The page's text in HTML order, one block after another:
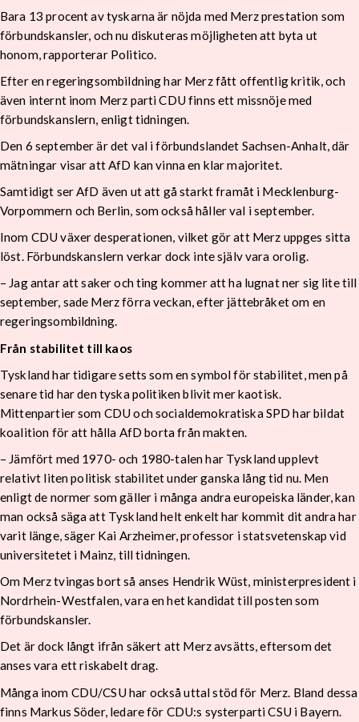
Bara 13 procent av tyskarna är nöjda med Merz prestation som
förbundskansler, och nu diskuteras möjligheten att byta ut
honom, rapporterar Politico.
Efter en regeringsombildning har Merz fått offentlig kritik, och
även internt inom Merz parti CDU finns ett missnöje med
förbundskanslern, enligt tidningen.
Den 6 september är det val i förbundslandet Sachsen-Anhalt, där
mätningar visar att AfD kan vinna en klar majoritet.
Samtidigt ser AfD även ut att gå starkt framåt i Mecklenburg-
Vorpommern och Berlin, som också håller val i september.
Inom CDU växer desperationen, vilket gör att Merz uppges sitta
löst. Förbundskanslern verkar dock inte själv vara orolig.
– Jag antar att saker och ting kommer att ha lugnat ner sig lite till
september, sade Merz förra veckan, efter jättebråket om en
regeringsombildning.
Från stabilitet till kaos
Tyskland har tidigare setts som en symbol för stabilitet, men på
senare tid har den tyska politiken blivit mer kaotisk.
Mittenpartier som CDU och socialdemokratiska SPD har bildat
koalition för att hålla AfD borta från makten.
– Jämfört med 1970- och 1980-talen har Tyskland upplevt
relativt liten politisk stabilitet under ganska lång tid nu. Men
enligt de normer som gäller i många andra europeiska länder, kan
man också säga att Tyskland helt enkelt har kommit dit andra har
varit länge, säger Kai Arzheimer, professor i statsvetenskap vid
universitetet i Mainz, till tidningen.
Om Merz tvingas bort så anses Hendrik Wüst, ministerpresident i
Nordrhein-Westfalen, vara en het kandidat till posten som
förbundskansler.
Det är dock långt ifrån säkert att Merz avsätts, eftersom det
anses vara ett riskabelt drag.
Många inom CDU/CSU har också uttal stöd för Merz. Bland dessa
finns Markus Söder, ledare för CDU:s systerparti CSU i Bayern.